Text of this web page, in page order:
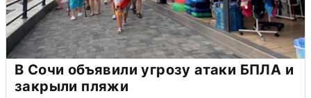
В Сочи объявили угрозу атаки БПЛА и
закрыли пляжи